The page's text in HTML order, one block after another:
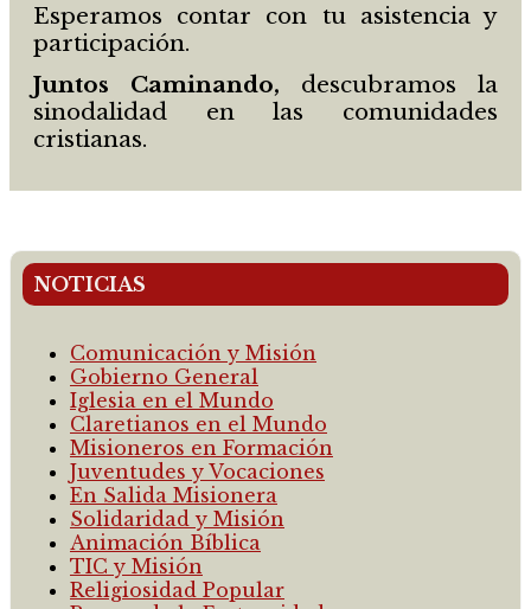
Esperamos contar con tu asistencia y
participación.
Juntos Caminando, descubramos la
sinodalidad en las comunidades
cristianas.
NOTICIAS
Comunicación y Misión
Gobierno General
Iglesia en el Mundo
Claretianos en el Mundo
Misioneros en Formación
Juventudes y Vocaciones
En Salida Misionera
Solidaridad y Misión
Animación Bíblica
TIC y Misión
Religiosidad Popular